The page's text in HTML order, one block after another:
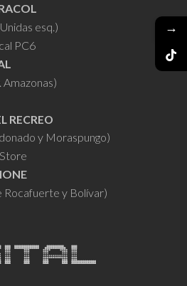
esq.)
PC6
Amazonas)
RECREO
y Moraspungo)
Rocafuerte y Bolívar)
→